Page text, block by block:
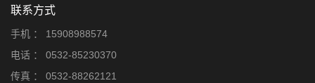
联系方式
手机 ：
15908988574
电话 ：
0532-85230370
传真 ：
0532-88262121